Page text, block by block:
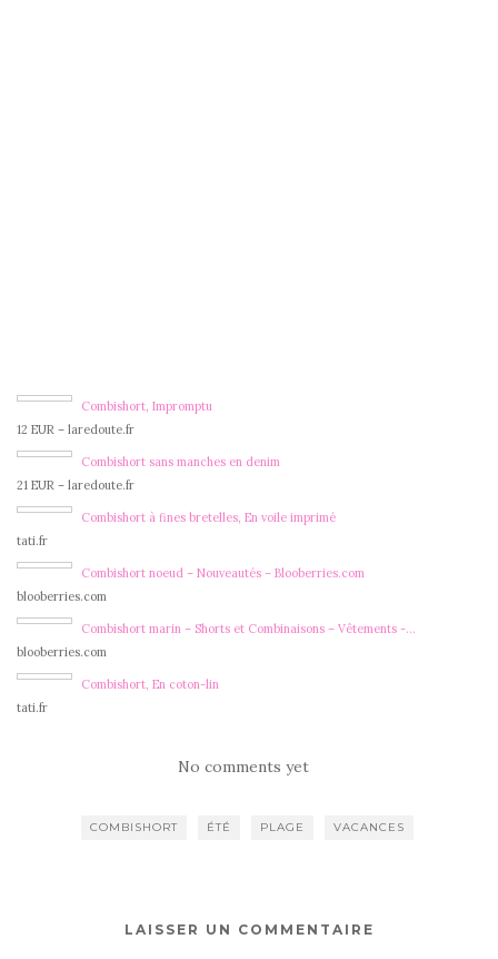
Combishort, Impromptu
12 EUR – laredoute.fr
Combishort sans manches en denim
21 EUR – laredoute.fr
Combishort à fines bretelles, En voile imprimé
tati.fr
Combishort noeud – Nouveautés – Blooberries.com
blooberries.com
Combishort marin – Shorts et Combinaisons – Vêtements -…
blooberries.com
Combishort, En coton-lin
tati.fr
No comments yet
COMBISHORT ÉTÉ PLAGE VACANCES
LAISSER UN COMMENTAIRE